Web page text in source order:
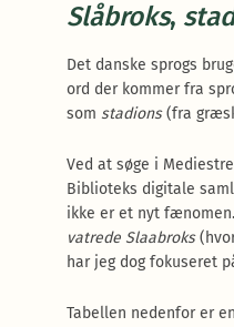
Slåbroks,
Det danske sprogs
ord der kommer fra
som stadions(fra
Ved at søge i
Biblioteks digitale
ikke er et nyt
vatrede Slaabroks
har jeg dog fokuseret
Tabellen nedenfor er